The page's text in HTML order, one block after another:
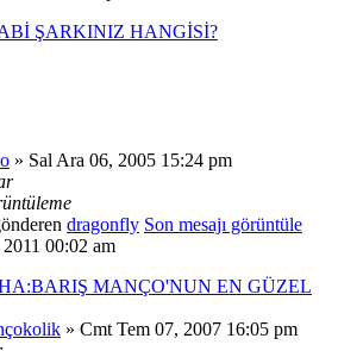
ŞARKINIZ HANGİSİ?
» Sal Ara 06, 2005 15:24 pm
dragonfly Son mesajı görüntüle
00:02 am
MANÇO'NUN EN GÜZEL
» Cmt Tem 07, 2007 16:05 pm